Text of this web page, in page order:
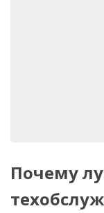
Почему